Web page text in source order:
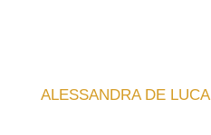
ALESSANDRA DE LUCA